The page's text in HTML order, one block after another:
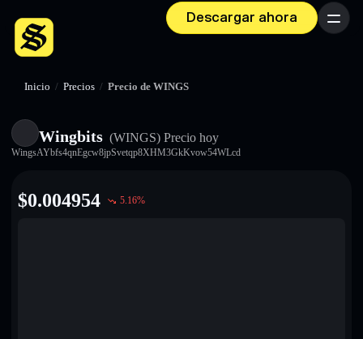
Descargar ahora Menú
Inicio / Precios / Precio de WINGS
Wingbits (WINGS) Precio hoy
WingsAYbfs4qnEgcw8jpSvetqp8XHM3GkKvow54WLcd
$0.004954 5.16%